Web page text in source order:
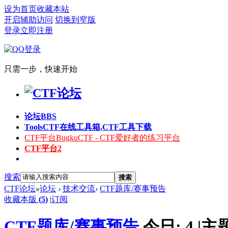
设为首页收藏本站
开启辅助访问 切换到窄版
登录立即注册
只需一步，快速开始
论坛BBS
ToolsCTF在线工具箱,CTF工具下载
CTF平台BugkuCTF - CTF爱好者的练习平台
CTF平台2
搜索 搜索
CTF论坛»论坛 › 技术交流› CTF题库/赛事预告
收藏本版 (5) |订阅